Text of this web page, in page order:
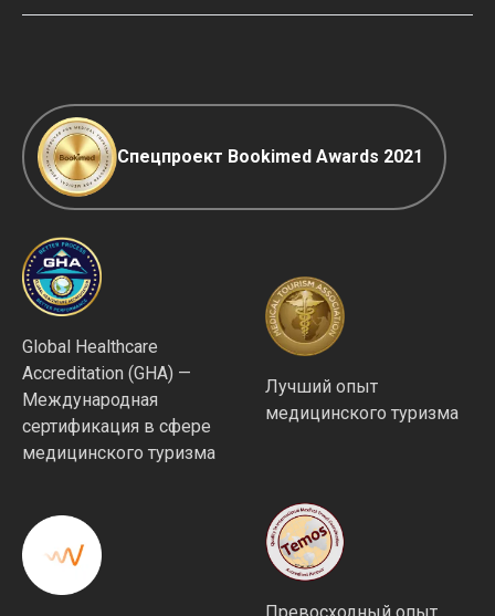
Политика ранжирования клиник
Спецпроект Bookimed Awards 2021
Global Healthcare
Accreditation (GHA) —
Международная
сертификация в сфере
медицинского туризма
Лучший опыт
медицинского туризма